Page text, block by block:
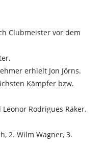
Clubmeister vor dem
erhielt Jon Jörns.
Kämpfer bzw.
Rodrigues Räker.
2. Wilm Wagner, 3.